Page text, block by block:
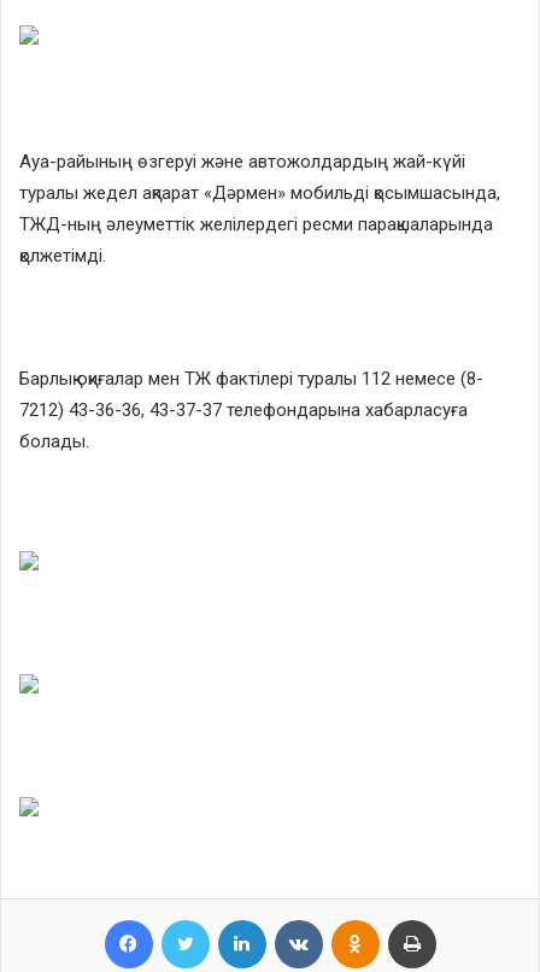
Ауа-райының өзгеруі және автожолдардың жай-күйі
туралы жедел ақпарат «Дәрмен» мобильді қосымшасында,
ТЖД-ның әлеуметтік желілердегі ресми парақшаларында
қолжетімді.
Барлық оқиғалар мен ТЖ фактілері туралы 112 немесе (8-
7212) 43-36-36, 43-37-37 телефондарына хабарласуға
болады.
Facebook Twitter LinkedIn VKontakteOdnoklassniki